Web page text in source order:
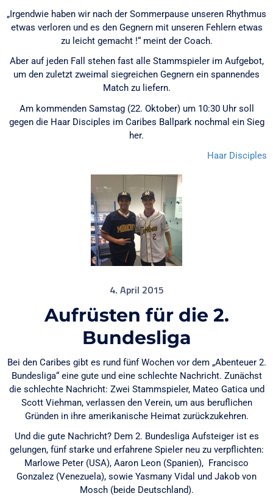
„Irgendwie haben wir nach der Sommerpause unseren Rhythmus
etwas verloren und es den Gegnern mit unseren Fehlern etwas
zu leicht gemacht !“ meint der Coach.
Aber auf jeden Fall stehen fast alle Stammspieler im Aufgebot,
um den zuletzt zweimal siegreichen Gegnern ein spannendes
Match zu liefern.
Am kommenden Samstag (22. Oktober) um 10:30 Uhr soll
gegen die Haar Disciples im Caribes Ballpark nochmal ein Sieg
her.
Haar Disciples
4. April 2015
Aufrüsten für die 2.
Bundesliga
Bei den Caribes gibt es rund fünf Wochen vor dem „Abenteuer 2.
Bundesliga“ eine gute und eine schlechte Nachricht. Zunächst
die schlechte Nachricht: Zwei Stammspieler, Mateo Gatica und
Scott Viehman, verlassen den Verein, um aus beruflichen
Gründen in ihre amerikanische Heimat zurückzukehren.
Und die gute Nachricht? Dem 2. Bundesliga Aufsteiger ist es
gelungen, fünf starke und erfahrene Spieler neu zu verpflichten:
Marlowe Peter (USA), Aaron Leon (Spanien), Francisco
Gonzalez (Venezuela), sowie Yasmany Vidal und Jakob von
Mosch (beide Deutschland).